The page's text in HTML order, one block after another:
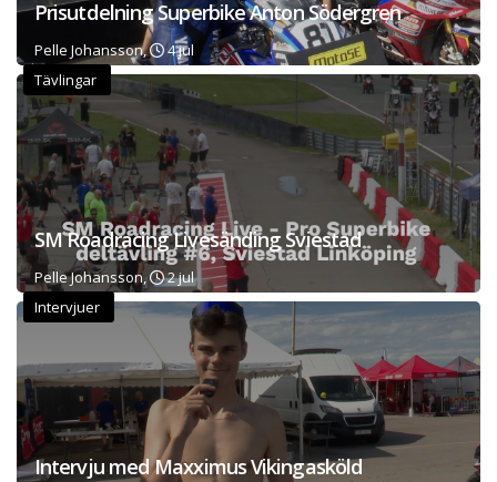
Prisutdelning Superbike Anton Södergren
Pelle Johansson,
4 jul
Tävlingar
SM Roadracing Livesänding Sviestad
Pelle Johansson,
2 jul
Intervjuer
Intervju med Maxximus Vikingasköld